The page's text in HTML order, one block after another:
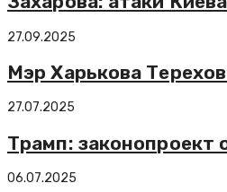
27.09.2025
Мэр Харькова
27.07.2025
Трамп:
06.07.2025